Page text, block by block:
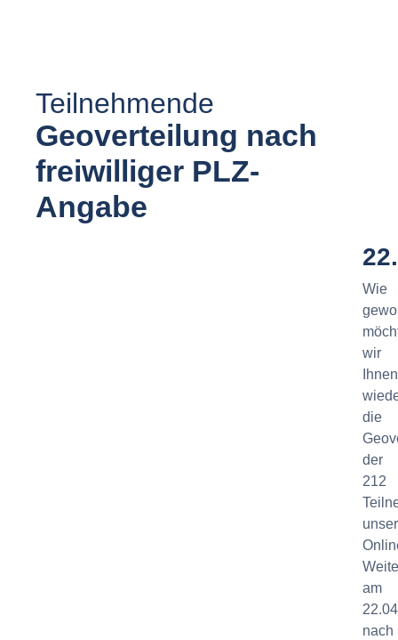
Teilnehmende
Geoverteilung nach
freiwilliger PLZ-
Angabe
Wie
wir
Ihnen
die
der
212
am
nach